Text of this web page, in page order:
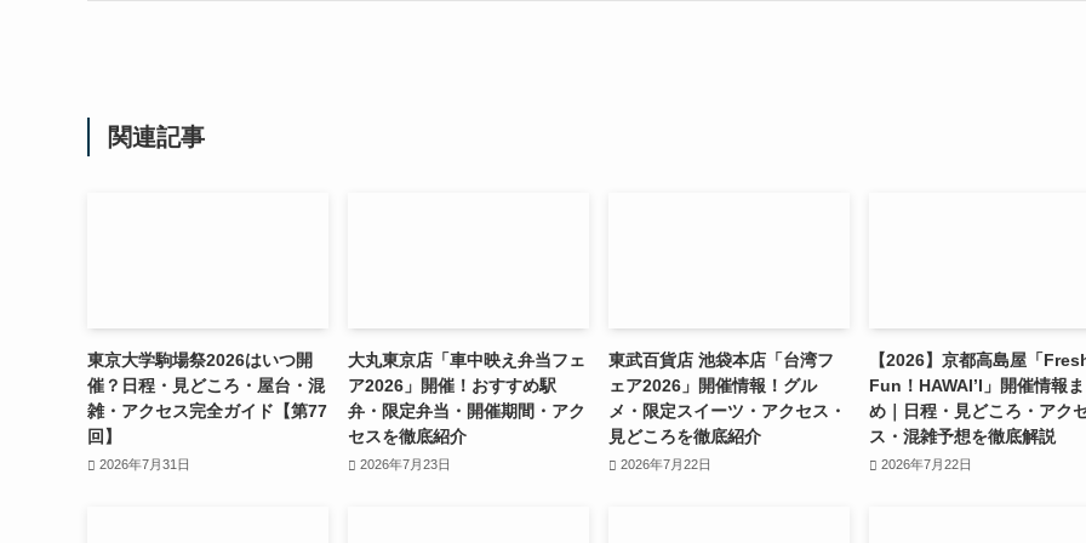
関連記事
東京大学駒場祭2026はいつ開
催？日程・見どころ・屋台・混
雑・アクセス完全ガイド【第77
回】
2026年7月31日
大丸東京店「車中映え弁当フェ
ア2026」開催！おすすめ駅
弁・限定弁当・開催期間・アク
セスを徹底紹介
2026年7月23日
東武百貨店 池袋本店「台湾フ
ェア2026」開催情報！グル
メ・限定スイーツ・アクセス・
見どころを徹底紹介
2026年7月22日
【2026】京都高島屋「
Fun！HAWAI’I」開催情報ま
め｜日程・見どころ・アク
ス・混雑予想を徹底解説
2026年7月22日